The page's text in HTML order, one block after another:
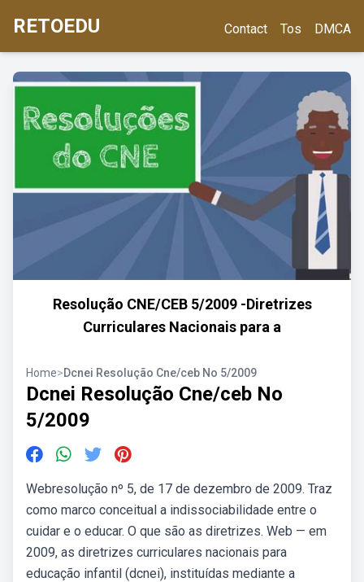
RETOEDU Contact Tos DMCA
Resolução CNE/CEB 5/2009 -Diretrizes
Curriculares Nacionais para a
Home>Dcnei Resolução Cne/ceb No 5/2009
Dcnei Resolução Cne/ceb No
5/2009
Webresolução nº 5, de 17 de dezembro de 2009. Traz
como marco conceitual a indissociabilidade entre o
cuidar e o educar. O que são as diretrizes. Web — em
2009, as diretrizes curriculares nacionais para
educação infantil (dcnei), instituídas mediante a